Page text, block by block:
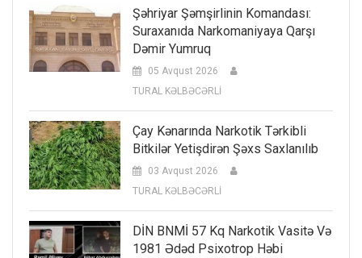
Şəhriyar Şəmşirlinin Komandası:
Suraxanıda Narkomaniyaya Qarşı
Dəmir Yumruq
05 Avqust 2026
TURAL KƏLBƏCƏRLİ
Çay Kənarında Narkotik Tərkibli
Bitkilər Yetişdirən Şəxs Saxlanılıb
03 Avqust 2026
TURAL KƏLBƏCƏRLİ
DİN BNMİ 57 Kq Narkotik Vasitə Və
1981 Ədəd Psixotrop Həbi